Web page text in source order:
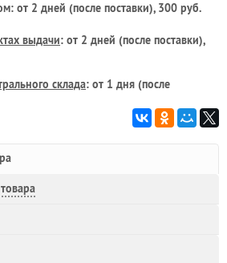
от 2 дней (после поставки), 300 руб.
выдачи: от 2 дней (после поставки),
склада: от 1 дня (после